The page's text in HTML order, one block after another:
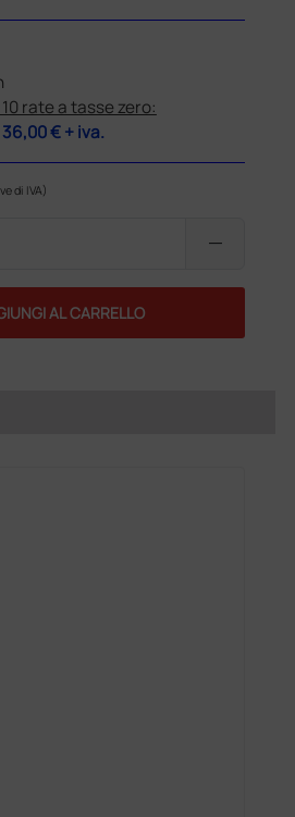
rate a tasse zero:
36,00 €+ iva.
di IVA)
remove
AL CARRELLO